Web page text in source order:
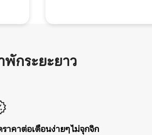
พักระยะยาว
าคาต่อเดือนง่ายๆ ไม่จุกจิก